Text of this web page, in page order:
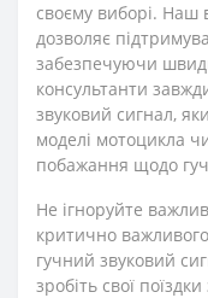
своєму виборі. Наш
дозволяє
забезпечуючи
консультанти
звуковий сигнал,
моделі мотоцикла
побажання щодо
Не ігноруйте
критично
гучний звуковий
зробіть свої